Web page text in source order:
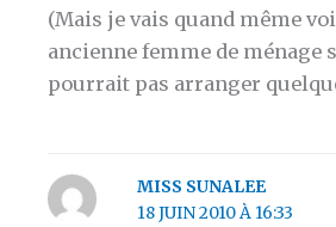
(Mais je vais quand même
ancienne femme de ménage
pourrait pas arranger
MISS SUNALEE
18 JUIN 2010 À 16:33